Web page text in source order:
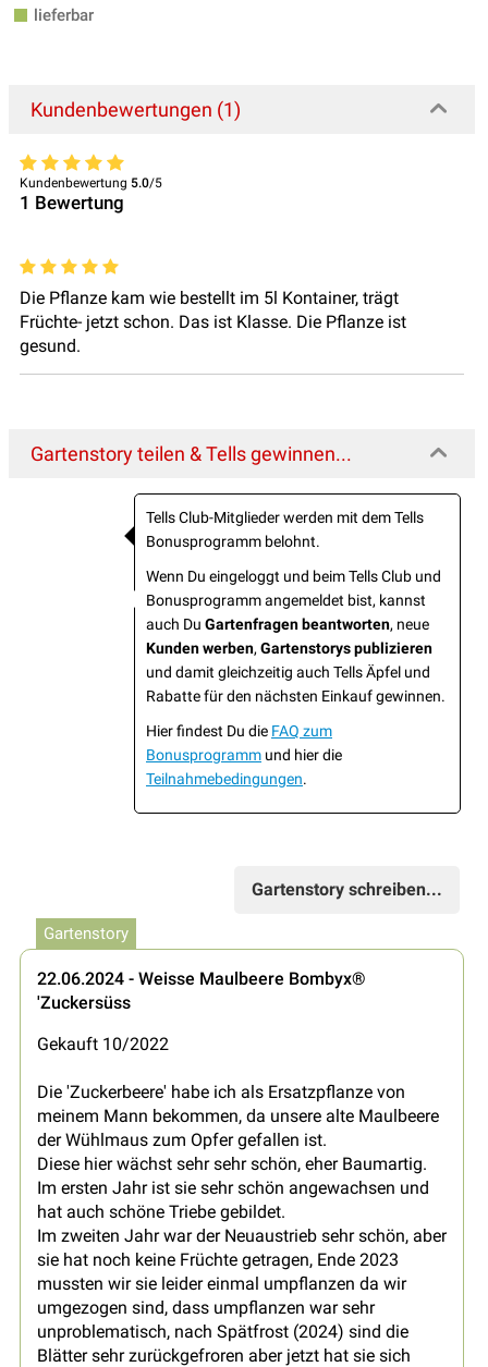
lieferbar
Kundenbewertungen (1)
Kundenbewertung 5.0/5
1 Bewertung
Die Pflanze kam wie bestellt im 5l Kontainer, trägt
Früchte- jetzt schon. Das ist Klasse. Die Pflanze ist
gesund.
Gartenstory teilen & Tells gewinnen...
Tells Club-Mitglieder werden mit dem Tells
Bonusprogramm belohnt.
Wenn Du eingeloggt und beim Tells Club und
Bonusprogramm angemeldet bist, kannst
auch Du Gartenfragen beantworten, neue
Kunden werben, Gartenstorys publizieren
und damit gleichzeitig auch Tells Äpfel und
Rabatte für den nächsten Einkauf gewinnen.
Hier findest Du die FAQ zum
Bonusprogramm und hier die
Teilnahmebedingungen.
Gartenstory schreiben...
Gartenstory
22.06.2024 - Weisse Maulbeere Bombyx®
'Zuckersüss
Gekauft 10/2022
Die 'Zuckerbeere' habe ich als Ersatzpflanze von
meinem Mann bekommen, da unsere alte Maulbeere
der Wühlmaus zum Opfer gefallen ist.
Diese hier wächst sehr sehr schön, eher Baumartig.
Im ersten Jahr ist sie sehr schön angewachsen und
hat auch schöne Triebe gebildet.
Im zweiten Jahr war der Neuaustrieb sehr schön, aber
sie hat noch keine Früchte getragen, Ende 2023
mussten wir sie leider einmal umpflanzen da wir
umgezogen sind, dass umpflanzen war sehr
unproblematisch, nach Spätfrost (2024) sind die
Blätter sehr zurückgefroren aber jetzt hat sie sich